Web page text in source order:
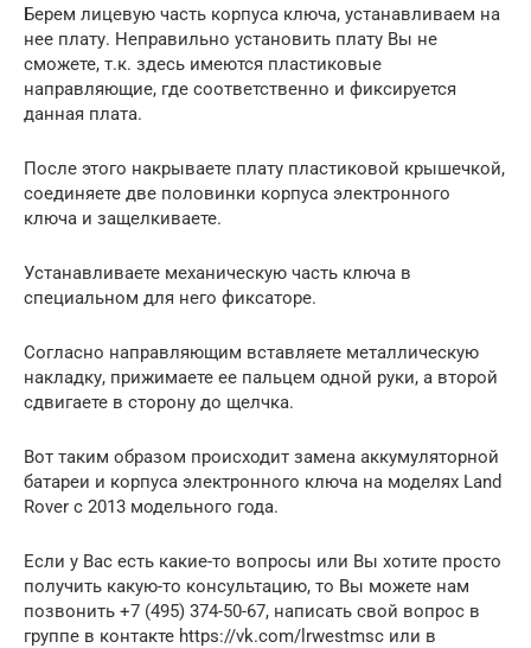
Берем лицевую часть корпуса ключа, устанавливаем на
нее плату. Неправильно установить плату Вы не
сможете, т.к. здесь имеются пластиковые
направляющие, где соответственно и фиксируется
данная плата.
После этого накрываете плату пластиковой крышечкой,
соединяете две половинки корпуса электронного
ключа и защелкиваете.
Устанавливаете механическую часть ключа в
специальном для него фиксаторе.
Согласно направляющим вставляете металлическую
накладку, прижимаете ее пальцем одной руки, а второй
сдвигаете в сторону до щелчка.
Вот таким образом происходит замена аккумуляторной
батареи и корпуса электронного ключа на моделях Land
Rover с 2013 модельного года.
Если у Вас есть какие-то вопросы или Вы хотите просто
получить какую-то консультацию, то Вы можете нам
позвонить +7 (495) 374-50-67, написать свой вопрос в
группе в контакте https://vk.com/lrwestmsc или в